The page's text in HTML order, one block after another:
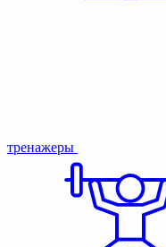
тренажеры